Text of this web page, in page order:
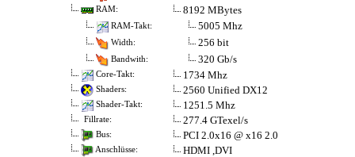
RAM: 8192 MBytes
RAM-Takt: 5005 Mhz
Width: 256 bit
Bandwith: 320 Gb/s
Core-Takt: 1734 Mhz
Shaders: 2560 Unified DX12
Shader-Takt: 1251.5 Mhz
Fillrate: 277.4 GTexel/s
Bus: PCI 2.0x16 @ x16 2.0
Anschlüsse: HDMI ,DVI